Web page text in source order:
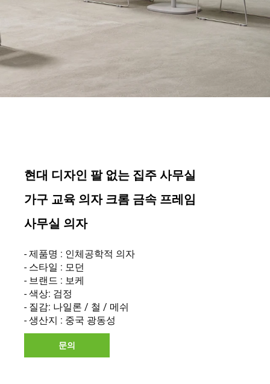
현대 디자인 팔 없는 집주 사무실
가구 교육 의자 크롬 금속 프레임
사무실 의자
- 제품명 : 인체공학적 의자
- 스타일 : 모던
- 브랜드 : 보케
- 색상: 검정
- 질감: 나일론 / 철 / 메쉬
- 생산지 : 중국 광동성
문의